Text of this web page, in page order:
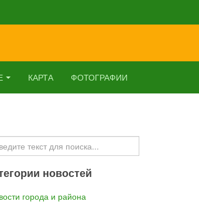
КАРТА ФОТОГРАФИИ
новостей
города и района